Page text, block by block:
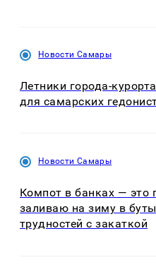
Новости Самары
Летники города-
для самарских
Новости Самары
Компот в банках — это
заливаю на зиму в
трудностей с закаткой